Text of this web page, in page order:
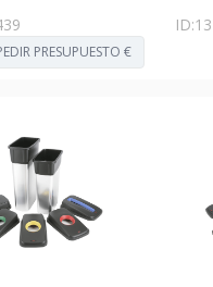
PRESUPUESTO €
ID: